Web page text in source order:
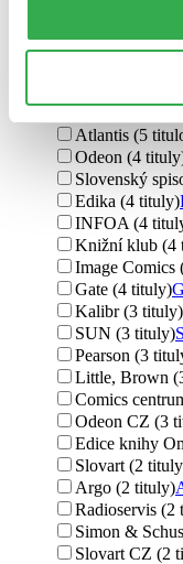
Penguin
HarperCollins
Garamond (7
Atlantis (5
Odeon (4
Slovenský
Edika (4 tituly)
INFOA (4
Knižní klub (4
Image Comics
Gate (4 tituly)
Kalibr (3 tituly)
SUN (3 tituly)
Pearson (3
Little, Brown
Comics
Odeon CZ (3
Edice knihy
Slovart (2
Argo (2 tituly)
Radioservis (2
Simon &
Slovart CZ (2